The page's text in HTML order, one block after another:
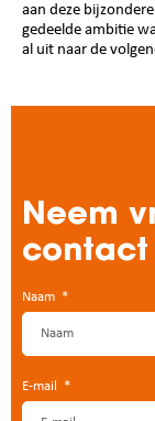
aan deze
gedeelde ambitie
al uit naar de
Neem
Naam
E-mail